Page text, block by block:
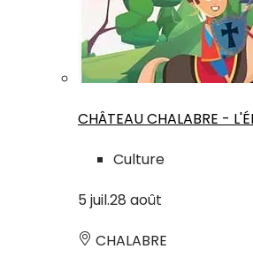
CHÂTEAU CHALABRE -
Culture
5 juil.28 août
CHALABRE